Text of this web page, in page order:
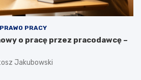
PRAWO PRACY
o pracę przez pracodawcę –
Jakubowski